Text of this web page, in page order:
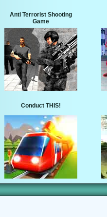
Anti Terrorist Shooting
Game
Conduct THIS!